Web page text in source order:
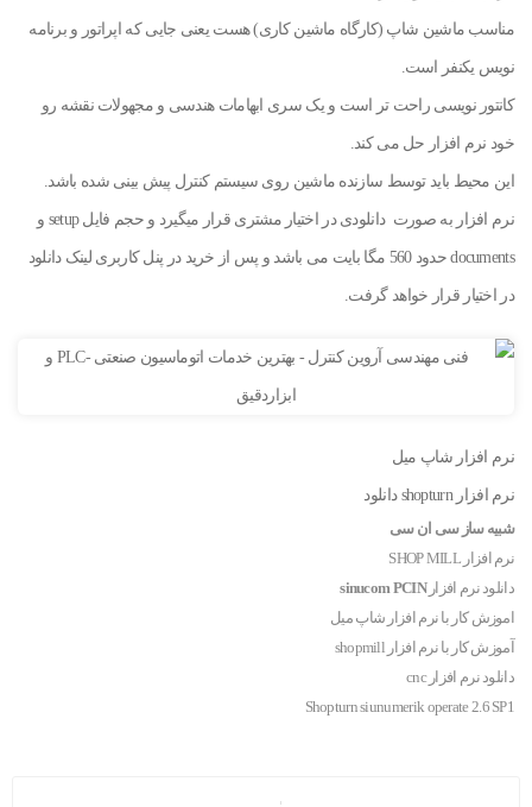
مناسب ماشین شاپ (کارگاه ماشین کاری) هست یعنی جایی که اپراتور و برنامه
نویس یکنفر است.
کانتور نویسی راحت تر است و یک سری ابهامات هندسی و مجهولات نقشه رو
خود نرم افزار حل می کند.
این محیط باید توسط سازنده ماشین روی سیستم کنترل پیش بینی شده باشد.
نرم افزار به صورت دانلودی در اختیار مشتری قرار میگیرد و حجم فایل setup و
documents حدود 560 مگا بایت می باشد و پس از خرید در پنل کاربری لینک دانلود
در اختیار قرار خواهد گرفت.
نرم افزار شاپ میل
نرم افزار shopturn دانلود
شبیه ساز سی ان سی
نرم افزار SHOP MILL
دانلود نرم افزارsinucom PCIN
اموزش کار با نرم افزار شاپ میل
آموزش کار با نرم افزار shopmill
دانلود نرم افزار cnc
Shopturn siunumerik operate 2.6 SP1